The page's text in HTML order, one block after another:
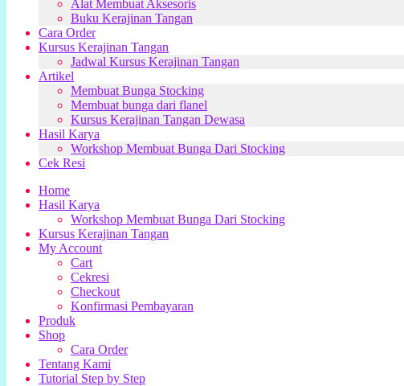
Alat Membuat Aksesoris
Buku Kerajinan Tangan
Cara Order
Kursus Kerajinan Tangan
Jadwal Kursus Kerajinan Tangan
Artikel
Membuat Bunga Stocking
Membuat bunga dari flanel
Kursus Kerajinan Tangan Dewasa
Hasil Karya
Workshop Membuat Bunga Dari Stocking
Cek Resi
Home
Hasil Karya
Workshop Membuat Bunga Dari Stocking
Kursus Kerajinan Tangan
My Account
Cart
Cekresi
Checkout
Konfirmasi Pembayaran
Produk
Shop
Cara Order
Tentang Kami
Tutorial Step by Step